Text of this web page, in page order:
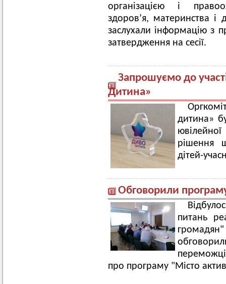
організацією і
здоров’я, материнства і
заслухали інформацію з
затвердження на сесії.
Запрошуємо до
Дитина»
дитина»
рішення
дітей-
Обговорили
питань
про програму "Місто